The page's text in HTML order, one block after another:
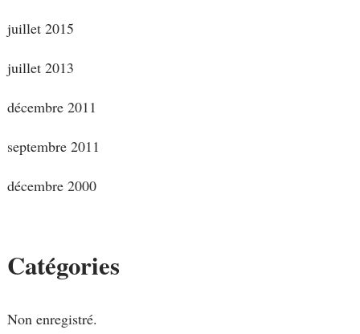
juillet 2015
juillet 2013
décembre 2011
septembre 2011
décembre 2000
Catégories
Non enregistré.